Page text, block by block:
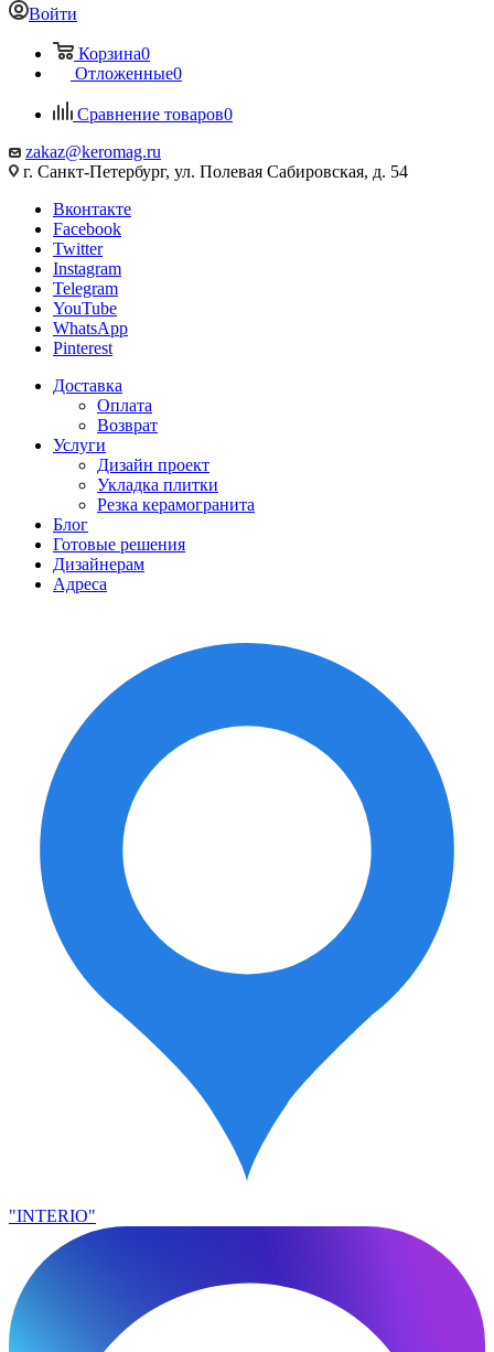
Войти
Корзина0
Отложенные0
Сравнение товаров0
zakaz@keromag.ru
г. Санкт-Петербург, ул. Полевая Сабировская, д. 54
Вконтакте
Facebook
Twitter
Instagram
Telegram
YouTube
WhatsApp
Pinterest
Доставка
Оплата
Возврат
Услуги
Дизайн проект
Укладка плитки
Резка керамогранита
Блог
Готовые решения
Дизайнерам
Адреса
"INTERIO"